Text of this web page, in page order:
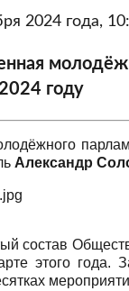
2024 года,
году
Александр
состав
этого года.